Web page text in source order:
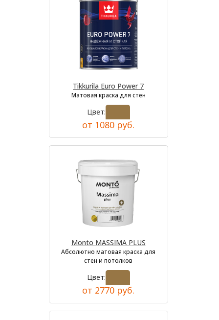
Tikkurila Euro Power 7
Матовая краска для стен
Цвет:
от 1080 руб.
Monto MASSIMA PLUS
Абсолютно матовая краска для
стен и потолков
Цвет:
от 2770 руб.